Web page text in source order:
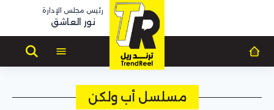
رئيس مجلس الإدارة
نور العاشق
مسلسل أب ولكن